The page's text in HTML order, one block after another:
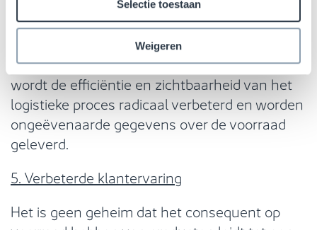
Selectie toestaan
Weigeren
Door ervoor te zorgen dat producten vanaf het
begin van de toeleveringsketen tot het
verkooppunt volledig kunnen worden gevolgd,
wordt de efficiëntie en zichtbaarheid van het
logistieke proces radicaal verbeterd en worden
ongeëvenaarde gegevens over de voorraad
geleverd.
5. Verbeterde klantervaring
Het is geen geheim dat het consequent op